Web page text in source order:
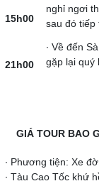
15h00
nghỉ ngơi
sau đó tiếp
21h00
∙ Về đến
gặp lại quý
GIÁ TOUR BAO
∙ Phương tiện: Xe
∙ Tàu Cao Tốc khứ